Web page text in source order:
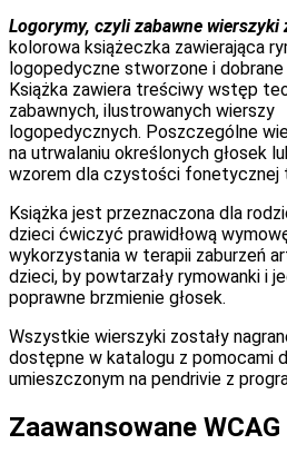
Logorymy, czyli zabawne
kolorowa książeczka zawierająca
logopedyczne stworzone i
Książka zawiera treściwy wstęp
zabawnych, ilustrowanych wierszy
logopedycznych. Poszczególne
na utrwalaniu określonych głosek
wzorem dla czystości fonetycznej
Książka jest przeznaczona dla
dzieci ćwiczyć prawidłową
wykorzystania w terapii zaburzeń
dzieci, by powtarzały rymowanki i
poprawne brzmienie głosek.
Wszystkie wierszyki zostały
dostępne w katalogu z pomocami
umieszczonym na pendrivie z
Zaawansowane WCAG